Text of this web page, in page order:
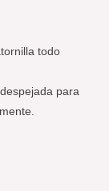
todo
para